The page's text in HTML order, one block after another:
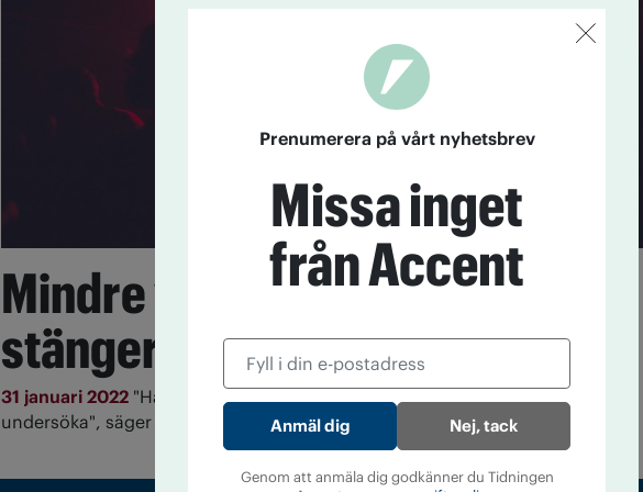
Mindre våld när krogen
stänger tidigt?
31 januari 2022 "Här finns en tydlig före- och efter-period att
undersöka", säger Mats Ekman, Karlstads universitet.
Prenumerera på vårt nyhetsbrev
Missa inget
från Accent
Nej, tack
Genom att anmäla dig godkänner du Tidningen